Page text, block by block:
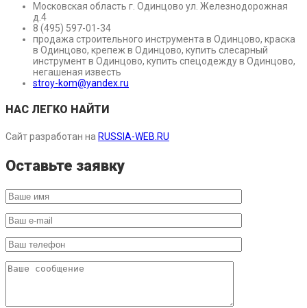
Московская область г. Одинцово ул. Железнодорожная
д.4
8 (495) 597-01-34
продажа строительного инструмента в Одинцово, краска
в Одинцово, крепеж в Одинцово, купить слесарный
инструмент в Одинцово, купить спецодежду в Одинцово,
негашеная известь
stroy-kom@yandex.ru
НАС ЛЕГКО НАЙТИ
Сайт разработан на RUSSIA-WEB.RU
Оставьте заявку